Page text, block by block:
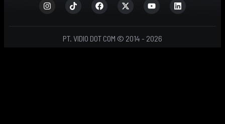
PT. VIDIO DOT COM © 2014 - 2026